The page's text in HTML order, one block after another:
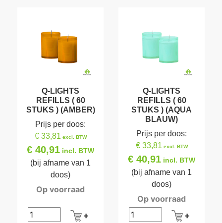
Q-LIGHTS
REFILLS ( 60
STUKS ) (AMBER)
Prijs per doos:
€ 33,81excl. BTW
€ 40,91 incl. BTW
(bij afname van 1
doos)
Op voorraad
Q-LIGHTS
REFILLS ( 60
STUKS ) (AQUA
BLAUW)
Prijs per doos:
€ 33,81excl. BTW
€ 40,91 incl. BTW
(bij afname van 1
doos)
Op voorraad